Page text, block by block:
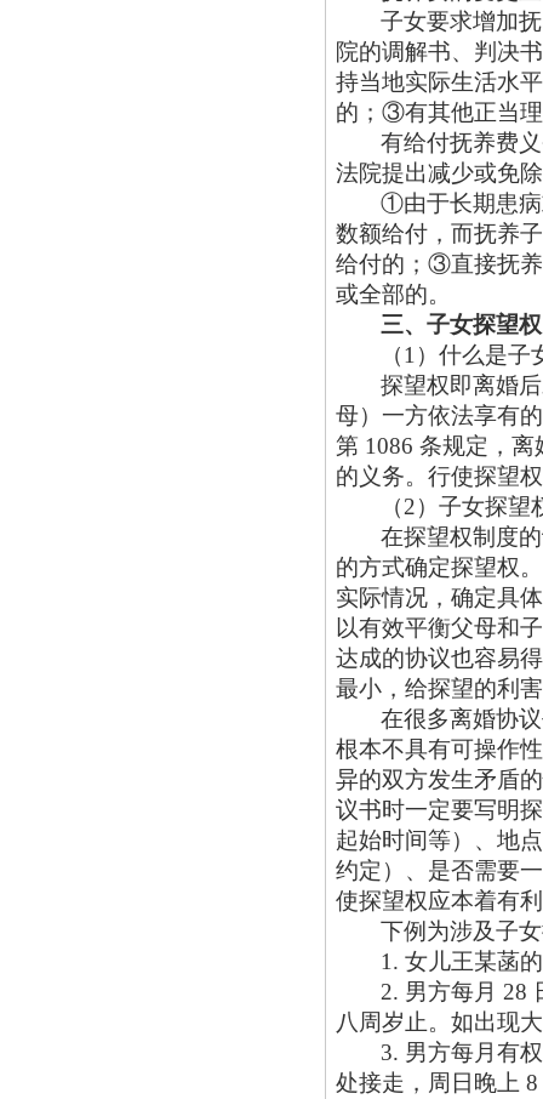
子女要求增加
院的调解书、判决
持当地实际生活水
的；③有其他正当
有给付抚养费
法院提出减少或免
①由于长期患病
数额给付，而抚养
给付的；③直接抚
或全部的。
三、 子女探望
（1）什么是子
探望权即离婚
母）一方依法享有
第 1086 条规定，
的义务。行使探望
（2）子女探望
在探望权制度
的方式确定探望权
实际情况，确定具
以有效平衡父母和
达成的协议也容易
最小，给探望的利
在很多离婚协
根本不具有可操作
异的双方发生矛盾
议书时一定要写明
起始时间等）、地
约定）、是否需要
使探望权应本着有
下例为涉及子
1. 女儿王某菡
2. 男方每月 28
八周岁止。如出现
3. 男方每月有
处接走，周日晚上